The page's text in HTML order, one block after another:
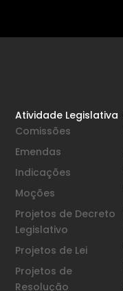
Atividade Legislativa
Comissões
Emendas
Indicações
Moções
Projetos de Decreto
Legislativo
Projetos de Lei
Projetos de
Resolução